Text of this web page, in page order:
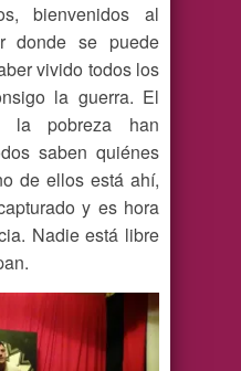
bienvenidos al
donde se puede
vivido todos los
la guerra. El
la pobreza han
saben quiénes
de ellos está ahí,
y es hora
Nadie está libre